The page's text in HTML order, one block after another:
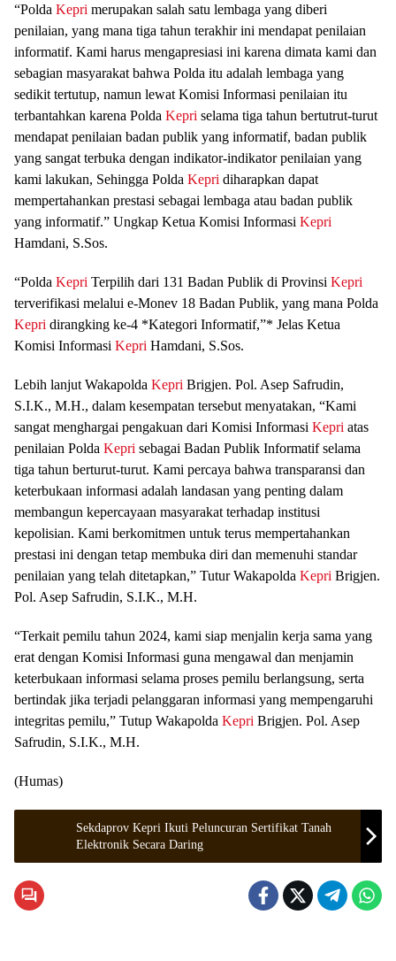
“Polda Kepri merupakan salah satu lembaga yang diberi
penilaian, yang mana tiga tahun terakhir ini mendapat penilaian
informatif. Kami harus mengapresiasi ini karena dimata kami dan
sebagian masyarakat bahwa Polda itu adalah lembaga yang
sedikit tertutup, namun lewat Komisi Informasi penilaian itu
terbantahkan karena Polda Kepri selama tiga tahun bertutrut-turut
mendapat penilaian badan publik yang informatif, badan publik
yang sangat terbuka dengan indikator-indikator penilaian yang
kami lakukan, Sehingga Polda Kepri diharapkan dapat
mempertahankan prestasi sebagai lembaga atau badan publik
yang informatif.” Ungkap Ketua Komisi Informasi Kepri
Hamdani, S.Sos.
“Polda Kepri Terpilih dari 131 Badan Publik di Provinsi Kepri
terverifikasi melalui e-Monev 18 Badan Publik, yang mana Polda
Kepri dirangking ke-4 *Kategori Informatif,”* Jelas Ketua
Komisi Informasi Kepri Hamdani, S.Sos.
Lebih lanjut Wakapolda Kepri Brigjen. Pol. Asep Safrudin,
S.I.K., M.H., dalam kesempatan tersebut menyatakan, “Kami
sangat menghargai pengakuan dari Komisi Informasi Kepri atas
penilaian Polda Kepri sebagai Badan Publik Informatif selama
tiga tahun berturut-turut. Kami percaya bahwa transparansi dan
keterbukaan informasi adalah landasan yang penting dalam
membangun kepercayaan masyarakat terhadap institusi
kepolisian. Kami berkomitmen untuk terus mempertahankan
prestasi ini dengan tetap membuka diri dan memenuhi standar
penilaian yang telah ditetapkan,” Tutur Wakapolda Kepri Brigjen.
Pol. Asep Safrudin, S.I.K., M.H.
“Terkait pemilu tahun 2024, kami siap menjalin kerja sama yang
erat dengan Komisi Informasi guna mengawal dan menjamin
keterbukaan informasi selama proses pemilu berlangsung, serta
bertindak jika terjadi pelanggaran informasi yang mempengaruhi
integritas pemilu,” Tutup Wakapolda Kepri Brigjen. Pol. Asep
Safrudin, S.I.K., M.H.
(Humas)
Sekdaprov Kepri Ikuti Peluncuran Sertifikat Tanah
Elektronik Secara Daring